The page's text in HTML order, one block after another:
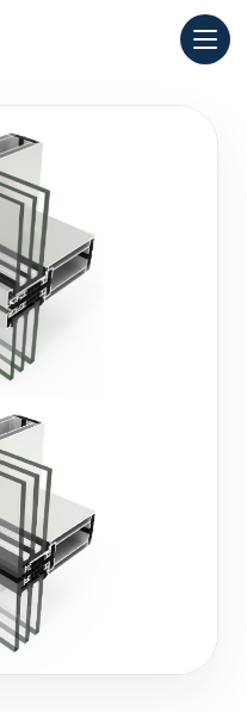
in finestre in